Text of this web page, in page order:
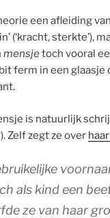
een afleiding
(‘kracht, sterkte’),
mensjetoch vooral
ferm in een glaasje
is natuurlijk
Zelf zegt ze over
als kind een
ze van haar